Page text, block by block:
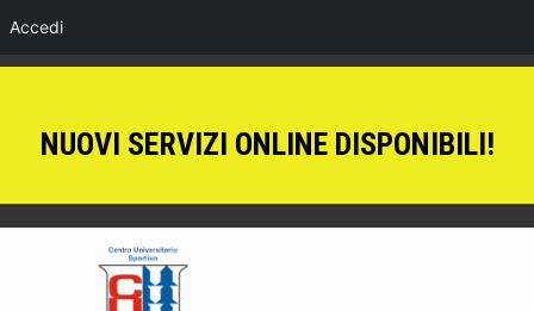
Accedi
NUOVI SERVIZI ONLINE DISPONIBILI!